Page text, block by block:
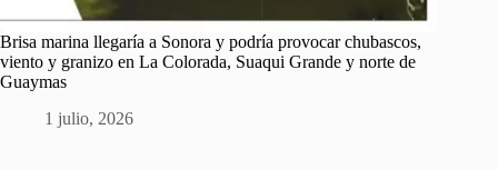
Brisa marina llegaría a Sonora y podría provocar chubascos,
viento y granizo en La Colorada, Suaqui Grande y norte de
Guaymas
1 julio, 2026